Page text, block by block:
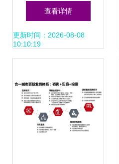
展路径日渐清晰
查看详情
更新时间：2026-08-08
10:10:19